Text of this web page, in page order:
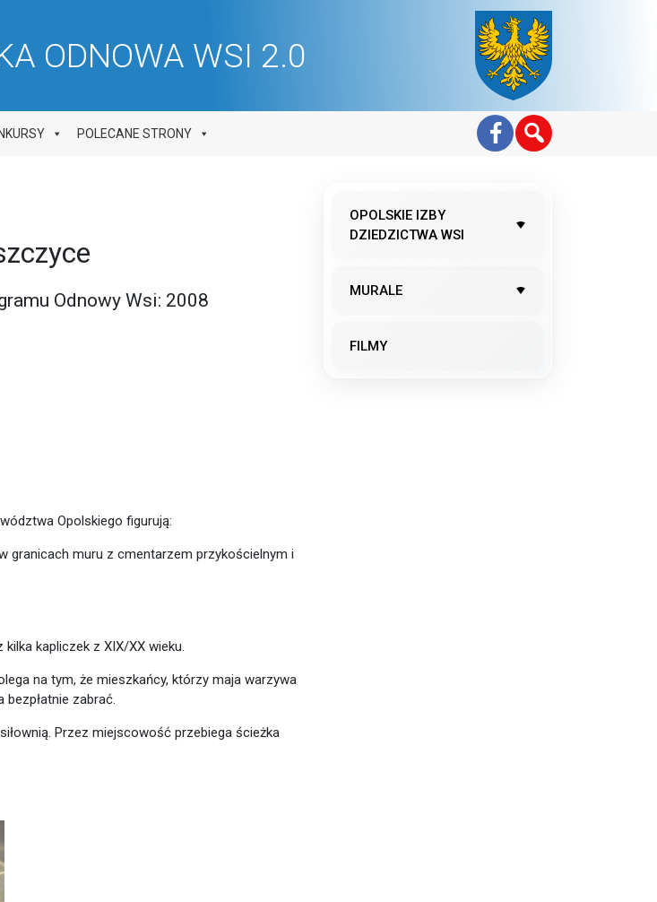
ODNOWA WSI 2.0
POLECANE STRONY
Odnowy Wsi: 2008
Opolskiego figurują:
granicach muru z cmentarzem przykościelnym i
kapliczek z XIX/XX wieku.
na tym, że mieszkańcy, którzy maja warzywa
zabrać.
Przez miejscowość przebiega ścieżka
OPOLSKIE IZBY
DZIEDZICTWA WSI
MURALE
FILMY